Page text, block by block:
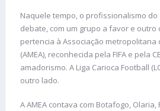
Naquele tempo, o profissionalismo
debate, com um grupo a favor e outro
pertencia à Associação metropolitana
(AMEA), reconhecida pela FIFA e pela
amadorismo. A Liga Carioca Football
outro lado.
A AMEA contava com Botafogo,